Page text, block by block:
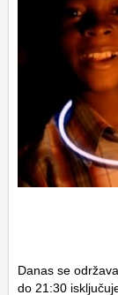
Danas se
do 21:30